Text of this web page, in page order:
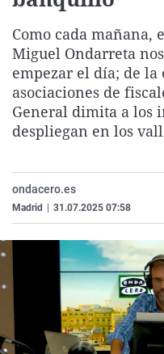
Como cada mañana,
Miguel Ondarreta
empezar el día; de la
asociaciones de
General dimita a los
despliegan en los
ondacero.es
Madrid 31.07.2025 07:58